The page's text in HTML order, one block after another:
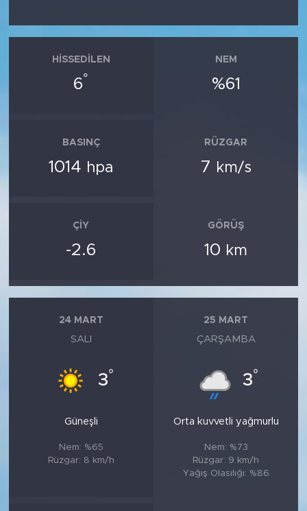
HISSEDILEN
6°
NEM
%61
BASINÇ
1014 hpa
RÜZGAR
7 km/s
ÇIY
-2.6
GÖRÜŞ
10 km
24 MART
SALI
3°
Güneşli
Nem: %65
Rüzgar: 8 km/h
25 MART
ÇARŞAMBA
3°
Orta kuvvetli yağmurlu
Nem: %73
Rüzgar: 9 km/h
Yağış Olasılığı: %86